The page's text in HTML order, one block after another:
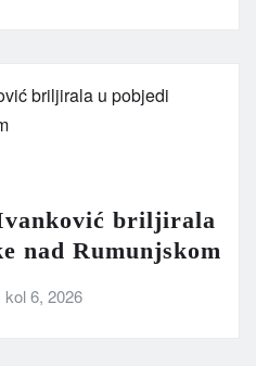
briljirala
nad Rumunjskom
kol 6, 2026